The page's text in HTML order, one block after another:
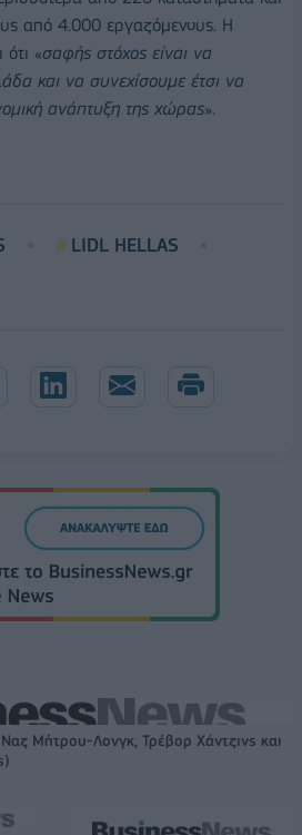
από 4.000 εργαζόμενους. Η
ότι «σαφής στόχος είναι να
και να συνεχίσουμε έτσι να
ανάπτυξη της χώρας».
LIDL HELLAS
Μήτρου-Λονγκ, Τρέβορ Χάντζινς και